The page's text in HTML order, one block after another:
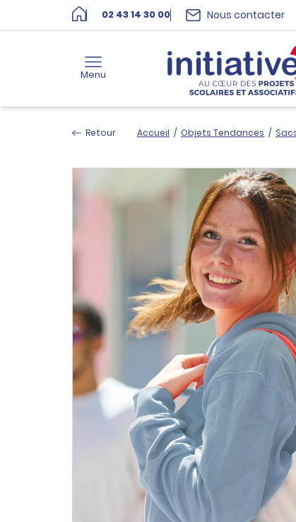
02 43 14 30 00 Nous contacter
Menu
Retour Accueil / Objets Tendances /